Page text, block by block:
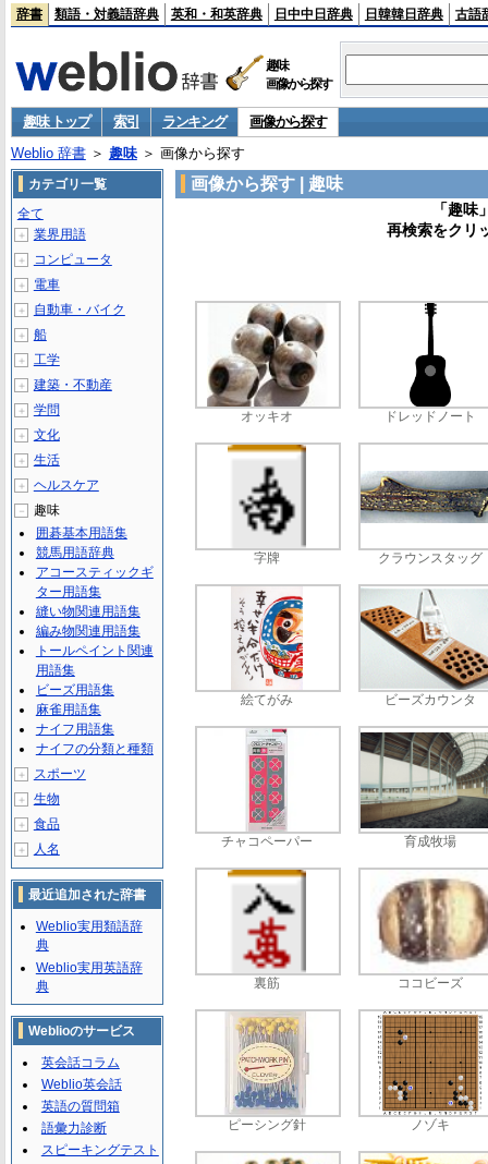
辞書 類語・対義語辞典 英和・和英辞典 日中中日辞典 日韓韓日辞典 古語
趣味
画像から探す
趣味 トップ 索引 ランキング
画像から探す
Weblio 辞書＞ 趣味＞ 画像から探す
画像から探す | 趣味
「趣
再検索をクリ
オッキオ ドレッドノート
字牌 クラウンスタッグ
絵てがみ ビーズカウンタ
チャコペーパー 育成牧場
裏筋 ココビーズ
ピーシング針 ノゾキ
カテゴリ一覧
全て
＋ 業界用語
＋ コンピュータ
＋ 電車
＋ 自動車・バイク
＋ 船
＋ 工学
＋ 建築・不動産
＋ 学問
＋ 文化
＋ 生活
＋ ヘルスケア
－
趣味
囲碁基本用語集
競馬用語辞典
アコースティックギ
ター用語集
縫い物関連用語集
編み物関連用語集
トールペイント関連
用語集
ビーズ用語集
麻雀用語集
ナイフ用語集
ナイフの分類と種類
＋ スポーツ
＋ 生物
＋ 食品
＋ 人名
最近追加された辞書
Weblio実用類語辞
典
Weblio実用英語辞
典
Weblioのサービス
英会話コラム
Weblio英会話
英語の質問箱
語彙力診断
スピーキングテスト